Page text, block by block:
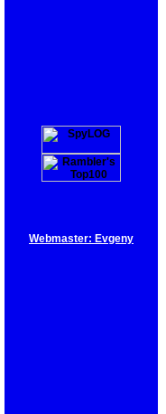
Webmaster: Evgeny